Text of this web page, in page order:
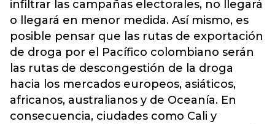
infiltrar las campañas electorales, no llegará
o llegará en menor medida. Así mismo, es
posible pensar que las rutas de exportación
de droga por el Pacífico colombiano serán
las rutas de descongestión de la droga
hacia los mercados europeos, asiáticos,
africanos, australianos y de Oceanía. En
consecuencia, ciudades como Cali y